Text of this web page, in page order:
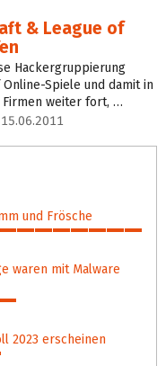
& League of
Hackergruppierung
Spiele und damit in
Firmen weiter fort, …
15.06.2011
und Frösche
waren mit Malware
2023 erscheinen